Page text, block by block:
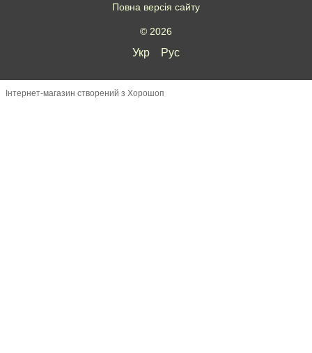
Повна версія сайту
© 2026
Укр Рус
Інтернет-магазин створений з Хорошоп